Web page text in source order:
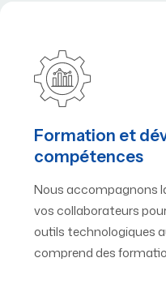
Formation et
compétences
Nous accompagnons
vos collaborateurs
outils technologiques
comprend des